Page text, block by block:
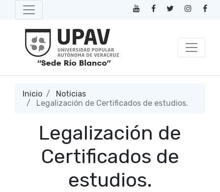
Inicio
Noticias
Legalización de Certificados de estudios.
Legalización de
Certificados de
estudios.